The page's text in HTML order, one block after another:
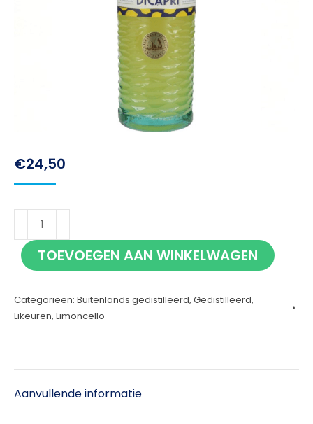
€24,50
Limoncello
di
Capri
aantal
TOEVOEGEN AAN WINKELWAGEN
Categorieën: Buitenlands gedistilleerd, Gedistilleerd,
Likeuren, Limoncello
Aanvullende informatie